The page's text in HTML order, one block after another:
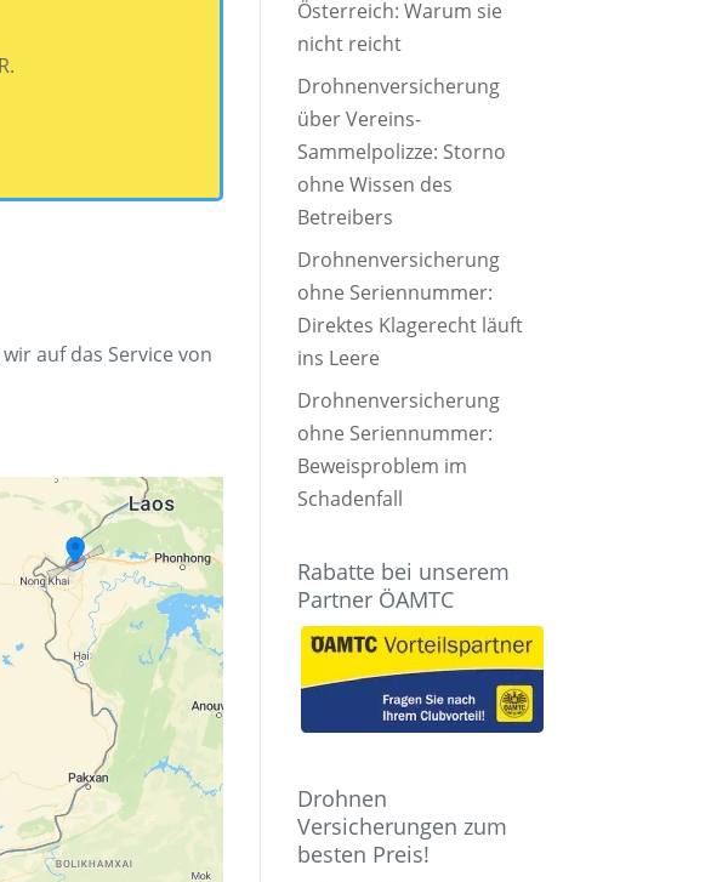
auf das Service von
Österreich: Warum sie
nicht reicht
Drohnenversicherung
über Vereins-
Sammelpolizze: Storno
ohne Wissen des
Betreibers
Drohnenversicherung
ohne Seriennummer:
Direktes Klagerecht läuft
ins Leere
Drohnenversicherung
ohne Seriennummer:
Beweisproblem im
Schadenfall
Rabatte bei unserem
Partner ÖAMTC
Drohnen
Versicherungen zum
besten Preis!